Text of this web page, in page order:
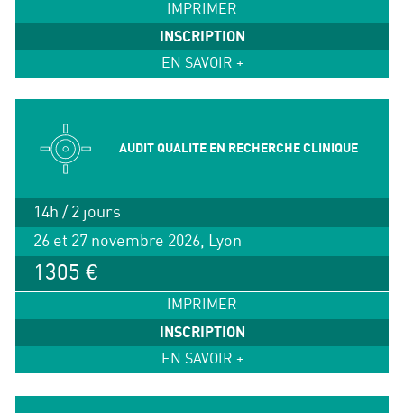
IMPRIMER
INSCRIPTION
EN SAVOIR +
AUDIT QUALITE EN RECHERCHE CLINIQUE
14h / 2 jours
26 et 27 novembre 2026, Lyon
1305 €
IMPRIMER
INSCRIPTION
EN SAVOIR +